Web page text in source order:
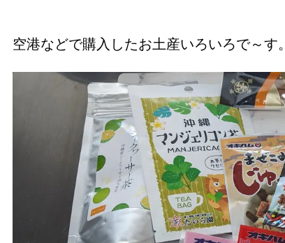
空港などで購入したお土産いろいろで～す。